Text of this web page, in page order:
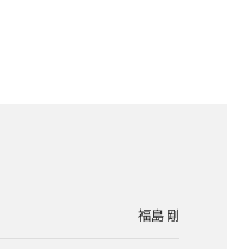
福島 剛